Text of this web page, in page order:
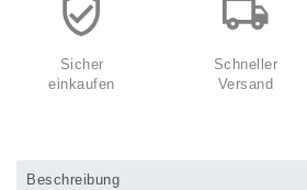
Sicher
einkaufen
Schneller
Versand
Beschreibung